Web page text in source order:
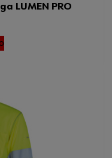
LUMEN PRO